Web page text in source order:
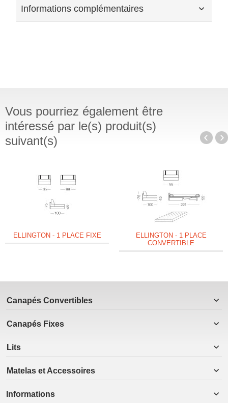
Informations complémentaires
Vous pourriez également être
intéressé par le(s) produit(s)
suivant(s)
ELLINGTON - 1 PLACE FIXE
ELLINGTON - 1 PLACE
CONVERTIBLE
Canapés Convertibles
Canapés Fixes
Lits
Matelas et Accessoires
Informations